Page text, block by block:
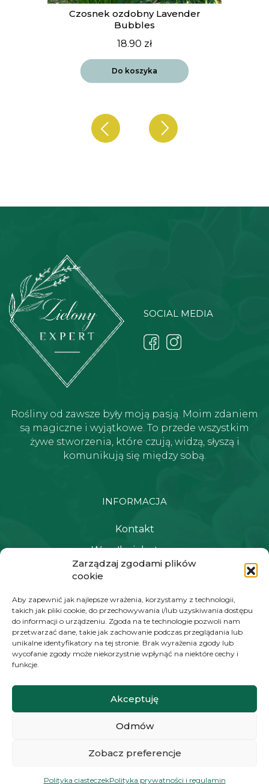
Zarządzaj zgodami plików
cookie
Aby zapewnić jak najlepsze wrażenia, korzystamy z technologii,
takich jak pliki cookie, do przechowywania i/lub uzyskiwania dostępu
do informacji o urządzeniu. Zgoda na te technologie pozwoli nam
przetwarzać dane, takie jak zachowanie podczas przeglądania lub
unikalne identyfikatory na tej stronie. Brak wyrażenia zgody lub
wycofanie zgody może niekorzystnie wpłynąć na niektóre cechy i
funkcje.
Akceptuję
Odmów
Zobacz preferencje
Polityka ciasteczekPolityka prywatności i regulamin
Czosnek ozdobny Lavender
Bubbles
18.90 zł
Do koszyka
SOCIAL MEDIA
Rośliny od zawsze były moją pasją. Moim zdaniem
są magiczne i wyjątkowe. To przede wszystkim
żywe stworzenia, które czują, widzą, słyszą i
komunikują się między sobą.
INFORMACJA
Kontakt
Wysyłka i dostawa
Polityka prywatności i regulamin
NAWIGACJA
Moje konto
Moje zamówienia